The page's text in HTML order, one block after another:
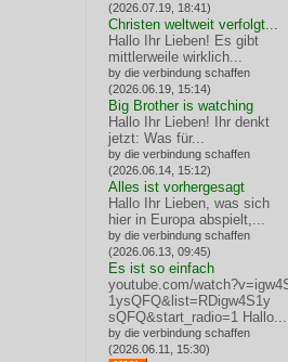
(2026.07.19, 18:41)
Christen weltweit verfolgt...
Hallo Ihr Lieben! Es gibt
mittlerweile wirklich...
by die verbindung schaffen
(2026.06.19, 15:14)
Big Brother is watching
Hallo Ihr Lieben! Ihr denkt
jetzt: Was für...
by die verbindung schaffen
(2026.06.14, 15:12)
Alles ist vorhergesagt
Hallo Ihr Lieben, was sich
hier in Europa abspielt,...
by die verbindung schaffen
(2026.06.13, 09:45)
Es ist so einfach
youtube.com/
1ysQFQ&list=RDigw4S1y
sQFQ&start_radio=1 Hallo...
by die verbindung schaffen
(2026.06.11, 15:30)